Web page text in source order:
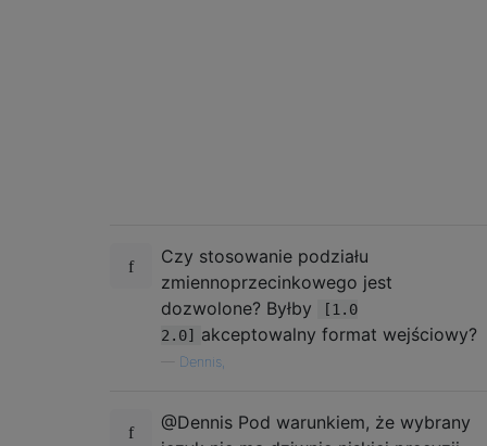
Czy stosowanie podziału
zmiennoprzecinkowego jest
dozwolone? Byłby
[1.0
2.0]
akceptowalny format wejściowy?
Dennis,
@Dennis Pod warunkiem, że wybrany